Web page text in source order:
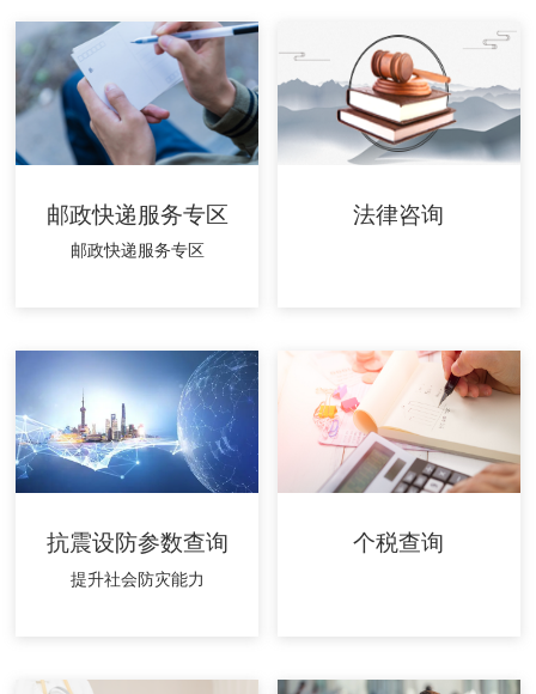
邮政快递服务专区
邮政快递服务专区
法律咨询
抗震设防参数查询
提升社会防灾能力
个税查询